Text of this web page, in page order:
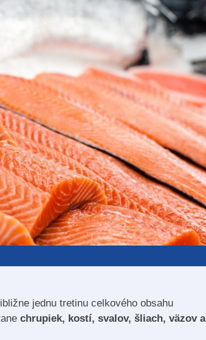
jednu tretinu celkového obsahu
chrupiek, kostí, svalov, šliach, väzov a